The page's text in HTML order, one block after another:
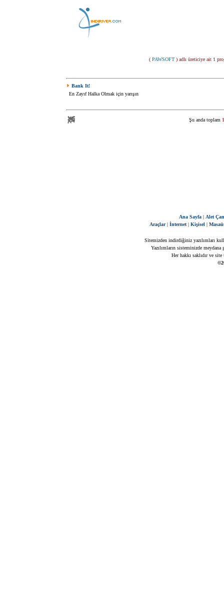
( PAWSOFT) adlı üreticiye ait 1
Bank It!
En Zayıf Halka Olmak için yarışın
Şu anda toplam 1
Ana Sayfa| Alet
Araçlar| İnternet| Kişisel|
Sitemizden indirdiğiniz yazılımları
Yazılımların sisteminizde
Her hakkı saklıdır ve